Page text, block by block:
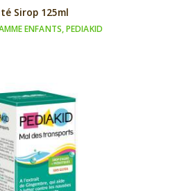
Sirop 125ml
ENFANTS,PEDIAKID